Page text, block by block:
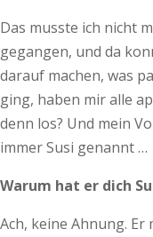
Das musste ich nicht
gegangen, und da
darauf machen, was
ging, haben mir alle
denn los? Und mein
immer Susi genannt …
Warum hat er dich
Ach, keine Ahnung. Er